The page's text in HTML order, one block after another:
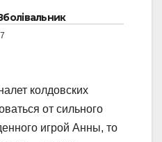
колдовских
от сильного
игрой Анны, то